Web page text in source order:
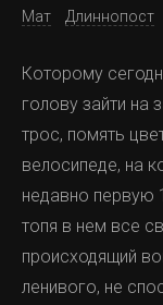
Мат
Длиннопост
Которому
голову зайти на
трос, помять
велосипеде, на
недавно первую
топя в нем все
происходящий
ленивого, не